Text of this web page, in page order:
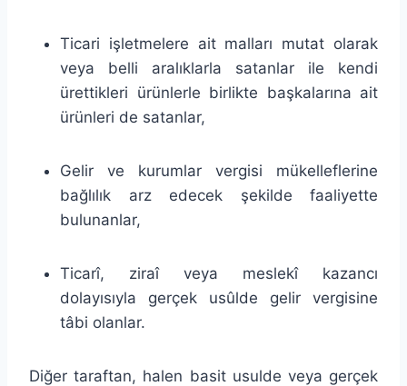
Ticari işletmelere ait malları mutat olarak
veya belli aralıklarla satanlar ile kendi
ürettikleri ürünlerle birlikte başkalarına ait
ürünleri de satanlar,
Gelir ve kurumlar vergisi mükelleflerine
bağlılık arz edecek şekilde faaliyette
bulunanlar,
Ticarî, ziraî veya meslekî kazancı
dolayısıyla gerçek usûlde gelir vergisine
tâbi olanlar.
Diğer taraftan, halen basit usulde veya gerçek